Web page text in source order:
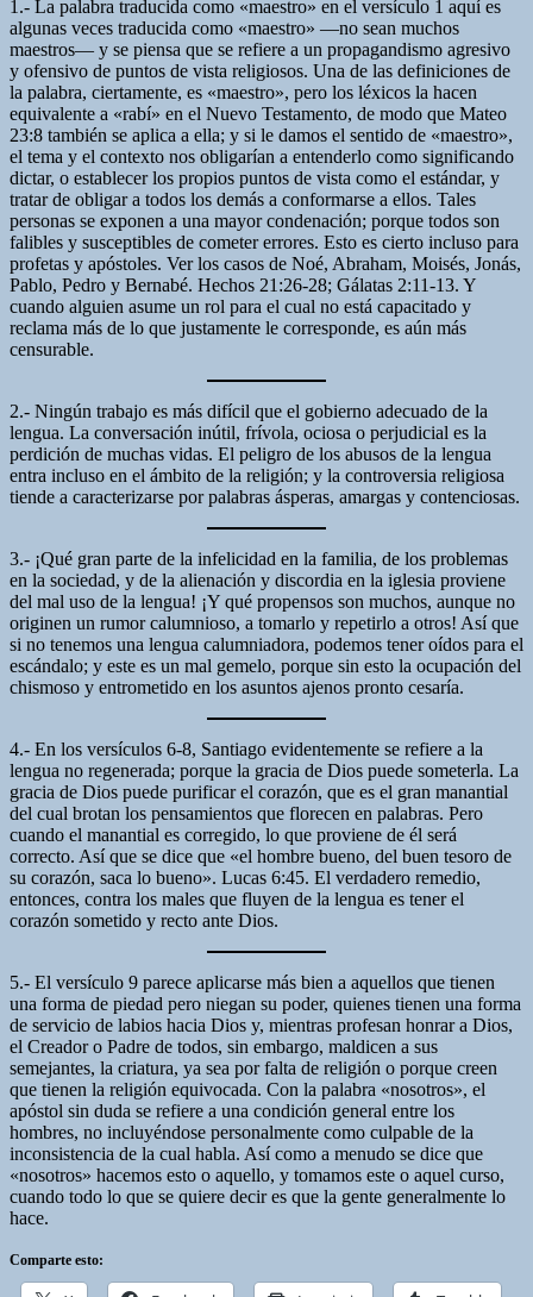
1.- La palabra traducida como «maestro» en el versículo 1 aquí es
algunas veces traducida como «maestro» —no sean muchos
maestros— y se piensa que se refiere a un propagandismo agresivo
y ofensivo de puntos de vista religiosos. Una de las definiciones de
la palabra, ciertamente, es «maestro», pero los léxicos la hacen
equivalente a «rabí» en el Nuevo Testamento, de modo que Mateo
23:8 también se aplica a ella; y si le damos el sentido de «maestro»,
el tema y el contexto nos obligarían a entenderlo como significando
dictar, o establecer los propios puntos de vista como el estándar, y
tratar de obligar a todos los demás a conformarse a ellos. Tales
personas se exponen a una mayor condenación; porque todos son
falibles y susceptibles de cometer errores. Esto es cierto incluso para
profetas y apóstoles. Ver los casos de Noé, Abraham, Moisés, Jonás,
Pablo, Pedro y Bernabé. Hechos 21:26-28; Gálatas 2:11-13. Y
cuando alguien asume un rol para el cual no está capacitado y
reclama más de lo que justamente le corresponde, es aún más
censurable.
2.- Ningún trabajo es más difícil que el gobierno adecuado de la
lengua. La conversación inútil, frívola, ociosa o perjudicial es la
perdición de muchas vidas. El peligro de los abusos de la lengua
entra incluso en el ámbito de la religión; y la controversia religiosa
tiende a caracterizarse por palabras ásperas, amargas y contenciosas.
3.- ¡Qué gran parte de la infelicidad en la familia, de los problemas
en la sociedad, y de la alienación y discordia en la iglesia proviene
del mal uso de la lengua! ¡Y qué propensos son muchos, aunque no
originen un rumor calumnioso, a tomarlo y repetirlo a otros! Así que
si no tenemos una lengua calumniadora, podemos tener oídos para el
escándalo; y este es un mal gemelo, porque sin esto la ocupación del
chismoso y entrometido en los asuntos ajenos pronto cesaría.
4.- En los versículos 6-8, Santiago evidentemente se refiere a la
lengua no regenerada; porque la gracia de Dios puede someterla. La
gracia de Dios puede purificar el corazón, que es el gran manantial
del cual brotan los pensamientos que florecen en palabras. Pero
cuando el manantial es corregido, lo que proviene de él será
correcto. Así que se dice que «el hombre bueno, del buen tesoro de
su corazón, saca lo bueno». Lucas 6:45. El verdadero remedio,
entonces, contra los males que fluyen de la lengua es tener el
corazón sometido y recto ante Dios.
5.- El versículo 9 parece aplicarse más bien a aquellos que tienen
una forma de piedad pero niegan su poder, quienes tienen una forma
de servicio de labios hacia Dios y, mientras profesan honrar a Dios,
el Creador o Padre de todos, sin embargo, maldicen a sus
semejantes, la criatura, ya sea por falta de religión o porque creen
que tienen la religión equivocada. Con la palabra «nosotros», el
apóstol sin duda se refiere a una condición general entre los
hombres, no incluyéndose personalmente como culpable de la
inconsistencia de la cual habla. Así como a menudo se dice que
«nosotros» hacemos esto o aquello, y tomamos este o aquel curso,
cuando todo lo que se quiere decir es que la gente generalmente lo
hace.
Comparte esto: